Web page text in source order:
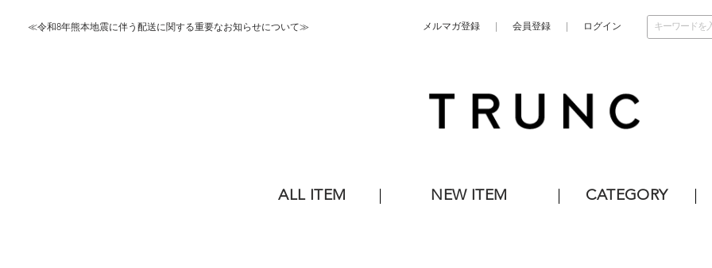
≪令和8年熊本地震に伴う配送に関する重要なお知らせについて≫ メルマガ登録 会員登録 ログイン
ALL ITEM NEW ITEM CATEGORY